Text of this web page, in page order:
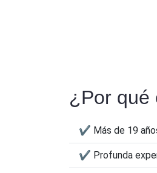
¿Por qué
✔ Más de 19
✔ Profunda